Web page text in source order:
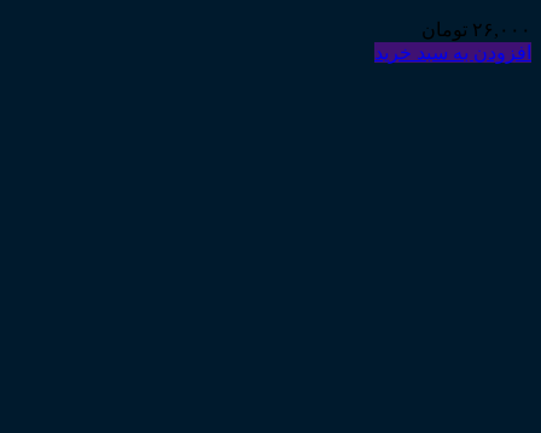
۲۶,۰۰۰ تومان
افزودن به سبد خرید